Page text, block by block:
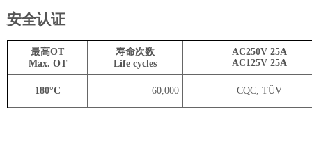
安全认证
最高OT
Max. OT
寿命次数
Life cycles
AC250V 25A
AC125V 25A
180°C 60,000 CQC, TÜV